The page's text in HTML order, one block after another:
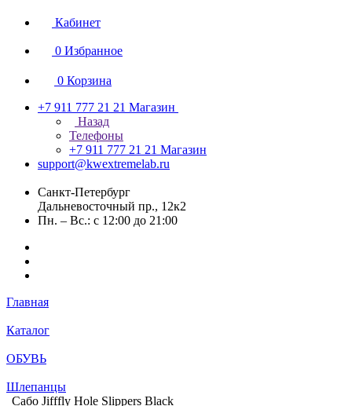
Кабинет
0 Избранное
0 Корзина
+7 911 777 21 21 Магазин
Назад
Телефоны
+7 911 777 21 21 Магазин
support@kwextremelab.ru
Санкт-Петербург
Дальневосточный пр., 12к2
Пн. – Вс.: с 12:00 до 21:00
Главная
Каталог
ОБУВЬ
Шлепанцы
Сабо Jifffly Hole Slippers Black